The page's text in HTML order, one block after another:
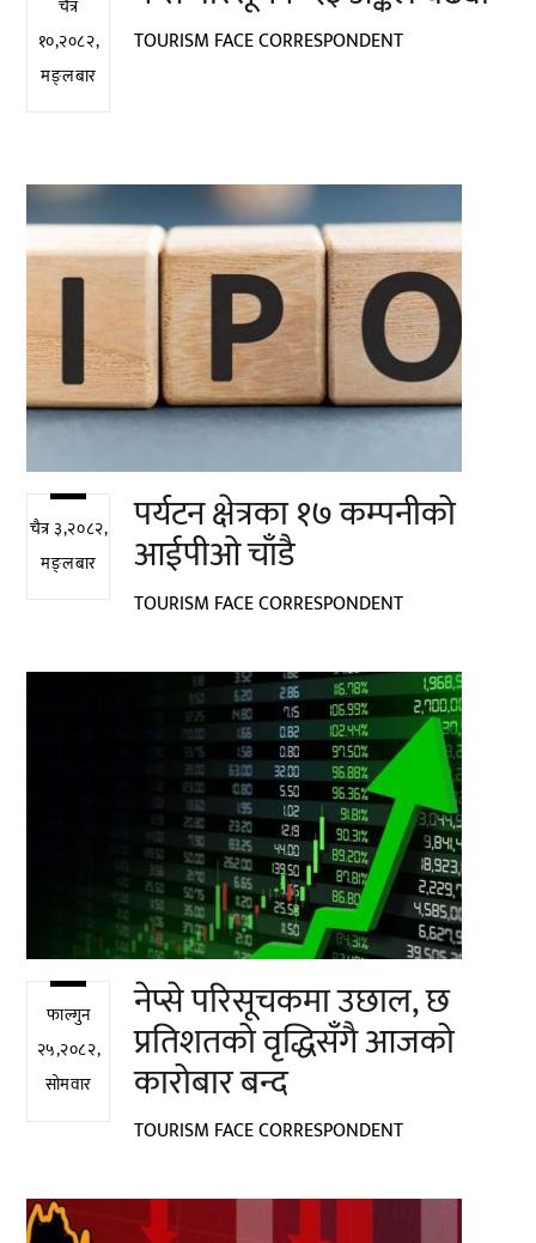
चैत्र
१०,२०८२,
मङ्लबार
TOURISM FACE CORRESPONDENT
चैत्र ३,२०८२,
मङ्लबार
पर्यटन क्षेत्रका १७ कम्पनीको
आईपीओ चाँडै
TOURISM FACE CORRESPONDENT
फाल्गुन
२५,२०८२,
सोमवार
नेप्से परिसूचकमा उछाल, छ
प्रतिशतको वृद्धिसँगै आजको
कारोबार बन्द
TOURISM FACE CORRESPONDENT